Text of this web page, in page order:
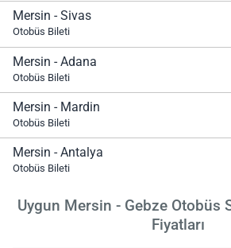
Mersin - Sivas
Otobüs Bileti
Mersin - Adana
Otobüs Bileti
Mersin - Mardin
Otobüs Bileti
Mersin - Antalya
Otobüs Bileti
Uygun Mersin - Gebze Otobüs
Fiyatları